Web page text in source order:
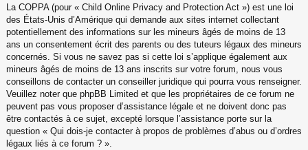
La COPPA (pour « Child Online Privacy and Protection Act ») est une loi
des États-Unis d’Amérique qui demande aux sites internet collectant
potentiellement des informations sur les mineurs âgés de moins de 13
ans un consentement écrit des parents ou des tuteurs légaux des mineurs
concernés. Si vous ne savez pas si cette loi s’applique également aux
mineurs âgés de moins de 13 ans inscrits sur votre forum, nous vous
conseillons de contacter un conseiller juridique qui pourra vous renseigner.
Veuillez noter que phpBB Limited et que les propriétaires de ce forum ne
peuvent pas vous proposer d’assistance légale et ne doivent donc pas
être contactés à ce sujet, excepté lorsque l’assistance porte sur la
question « Qui dois-je contacter à propos de problèmes d’abus ou d’ordres
légaux liés à ce forum ? ».